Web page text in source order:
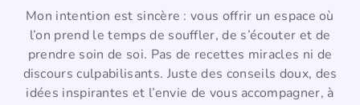
Mon intention est sincère : vous offrir un espace où
l’on prend le temps de souffler, de s’écouter et de
prendre soin de soi. Pas de recettes miracles ni de
discours culpabilisants. Juste des conseils doux, des
idées inspirantes et l’envie de vous accompagner, à